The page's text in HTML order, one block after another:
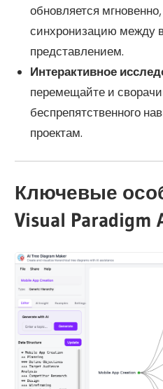
обновляется
синхронизацию между
представлением.
Интерактивное
перемещайте и
беспрепятственного
проектам.
Ключевые
Visual Paradigm